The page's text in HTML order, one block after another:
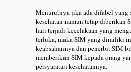
Menurutnya jika ada difabel yang
kesehatan namun tetap diberikan
hari terjadi kecelakaan yang
terluka, maka SIM yang dimiliki
keabsahannya dan penerbit SIM
memberikan SIM kepada orang
persyaratan kesehatannya.